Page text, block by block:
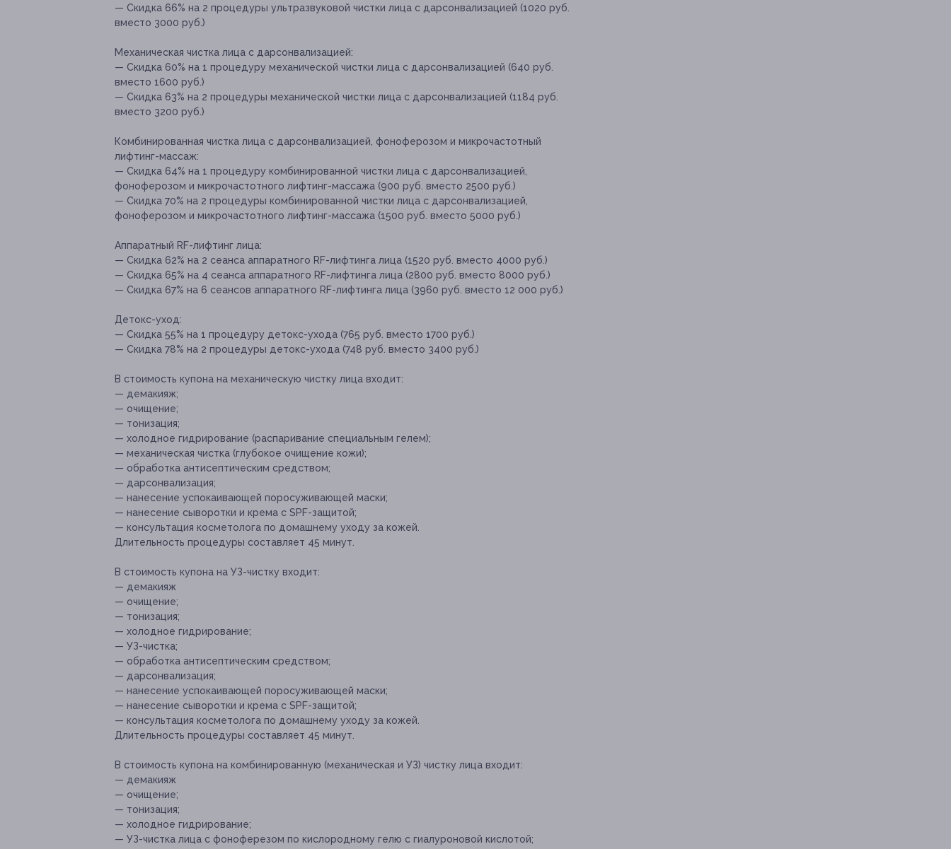
— Скидка 66% на 2 процедуры ультразвуковой чистки лица с дарсонвализацией (1020 руб.
вместо 3000 руб.)
Механическая чистка лица с дарсонвализацией:
— Скидка 60% на 1 процедуру механической чистки лица с дарсонвализацией (640 руб.
вместо 1600 руб.)
— Скидка 63% на 2 процедуры механической чистки лица с дарсонвализацией (1184 руб.
вместо 3200 руб.)
Комбинированная чистка лица с дарсонвализацией, фоноферозом и микрочастотный
лифтинг-массаж:
— Скидка 64% на 1 процедуру комбинированной чистки лица с дарсонвализацией,
фоноферозом и микрочастотного лифтинг-массажа (900 руб. вместо 2500 руб.)
— Скидка 70% на 2 процедуры комбинированной чистки лица с дарсонвализацией,
фоноферозом и микрочастотного лифтинг-массажа (1500 руб. вместо 5000 руб.)
Аппаратный RF-лифтинг лица:
— Скидка 62% на 2 сеанса аппаратного RF-лифтинга лица (1520 руб. вместо 4000 руб.)
— Скидка 65% на 4 сеанса аппаратного RF-лифтинга лица (2800 руб. вместо 8000 руб.)
— Скидка 67% на 6 сеансов аппаратного RF-лифтинга лица (3960 руб. вместо 12 000 руб.)
Детокс-уход:
— Скидка 55% на 1 процедуру детокс-ухода (765 руб. вместо 1700 руб.)
— Скидка 78% на 2 процедуры детокс-ухода (748 руб. вместо 3400 руб.)
В стоимость купона на механическую чистку лица входит:
— демакияж;
— очищение;
— тонизация;
— холодное гидрирование (распаривание специальным гелем);
— механическая чистка (глубокое очищение кожи);
— обработка антисептическим средством;
— дарсонвализация;
— нанесение успокаивающей поросуживающей маски;
— нанесение сыворотки и крема с SPF-защитой;
— консультация косметолога по домашнему уходу за кожей.
Длительность процедуры составляет 45 минут.
В стоимость купона на УЗ-чистку входит:
— демакияж
— очищение;
— тонизация;
— холодное гидрирование;
— УЗ-чистка;
— обработка антисептическим средством;
— дарсонвализация;
— нанесение успокаивающей поросуживающей маски;
— нанесение сыворотки и крема с SPF-защитой;
— консультация косметолога по домашнему уходу за кожей.
Длительность процедуры составляет 45 минут.
В стоимость купона на комбинированную (механическая и УЗ) чистку лица входит:
— демакияж
— очищение;
— тонизация;
— холодное гидрирование;
— УЗ-чистка лица с фоноферезом по кислородному гелю с гиалуроновой кислотой;